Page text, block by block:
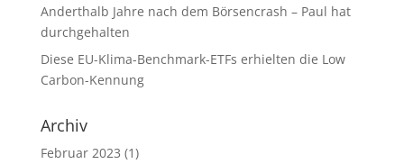
Anderthalb Jahre nach dem Börsencrash – Paul hat
durchgehalten
Diese EU-Klima-Benchmark-ETFs erhielten die Low
Carbon-Kennung
Archiv
Februar 2023 (1)